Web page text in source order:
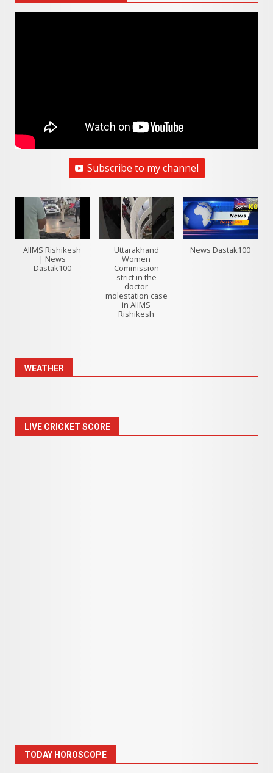
Subscribe to my channel
AIIMS Rishikesh
| News
Dastak100
Uttarakhand
Women
Commission
strict in the
doctor
molestation case
in AIIMS
Rishikesh
News Dastak100
WEATHER
LIVE CRICKET SCORE
TODAY HOROSCOPE